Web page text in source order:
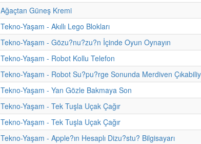
Ağaçtan Güneş Kremi
Tekno-Yaşam - Akıllı Lego Blokları
Tekno-Yaşam - Gözu?nu?zu?n İçinde Oyun Oynayın
Tekno-Yaşam - Robot Kollu Telefon
Tekno-Yaşam - Robot Su?pu?rge Sonunda Merdiven
Tekno-Yaşam - Yan Gözle Bakmaya Son
Tekno-Yaşam - Tek Tuşla Uçak Çağır
Tekno-Yaşam - Tek Tuşla Uçak Çağır
Tekno-Yaşam - Apple?ın Hesaplı Dizu?stu? Bilgisayarı